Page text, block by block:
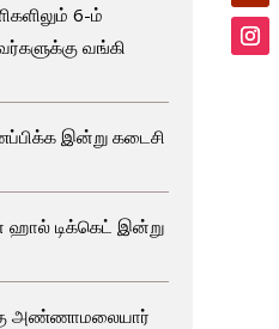
6-ம்
வங்கி
இன்று கடைசி
ஹால் டிக்கெட் இன்று
அண்ணாமலையார்